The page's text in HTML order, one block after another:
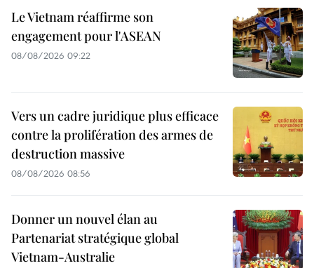
Le Vietnam réaffirme son
engagement pour l'ASEAN
08/08/2026 09:22
Vers un cadre juridique plus efficace
contre la prolifération des armes de
destruction massive
08/08/2026 08:56
Donner un nouvel élan au
Partenariat stratégique global
Vietnam-Australie